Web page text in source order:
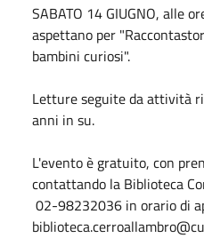
SABATO 14 GIUGNO, alle
aspettano per
bambini curiosi".
Letture seguite da attività
anni in su.
L'evento è gratuito, con
contattando la Biblioteca
02-98232036 in orario di